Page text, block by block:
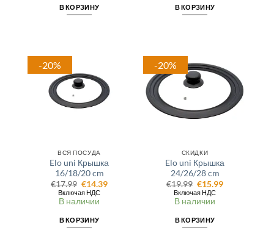
В КОРЗИНУ В КОРЗИНУ
-20%
ВСЯ ПОСУДА
Elo uni Крышка
16/18/20 cm
€17.99 Первоначальная
цена
составляла
€17.99.
€14.39Текущая
Включая НДС
В наличии
В КОРЗИНУ
-20%
СКИДКИ
Elo uni Крышка
24/26/28 cm
€19.99 Первоначальная
цена
составляла
€19.99.
€15.99Текущая
Включая НДС
В наличии
В КОРЗИНУ